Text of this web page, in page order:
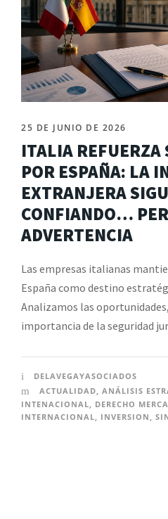
25 DE JUNIO DE 2026
ITALIA REFUERZA
POR ESPAÑA: LA
EXTRANJERA
CONFIANDO…
ADVERTENCIA
Las empresas italianas
España como destino
Analizamos las
importancia de la seguridad
DELAVEGAYASOCIADOS
ACTUALIDAD, ANÁLISIS
INTENACIONAL, DERECHO
INTERNACIONAL, INVERSION ,